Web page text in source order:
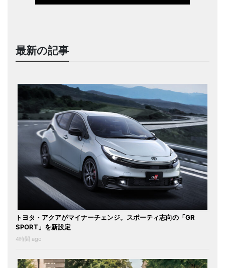
最新の記事
トヨタ・アクアがマイナーチェンジ。スポーティ志向の「GR
SPORT」を新設定
4時間 ago